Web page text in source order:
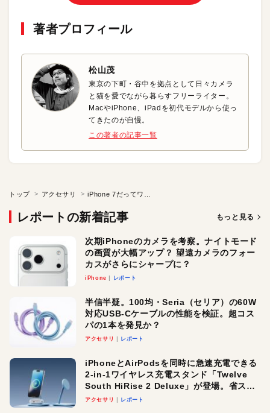
著者プロフィール
松山茂
東京の下町・谷中を拠点として日々カメラ
と猫を愛でながら暮らすフリーライター。
MacやiPhone、iPadを初代モデルから使っ
てきたのが自慢。
この著者の記事一覧
トップ アクセサリ
レポートの新着記事 もっと見る
次期iPhoneのカメラを考察。ナイトモード
の画質が大幅アップ？ 望遠カメラのフォー
カスがさらにシャープに？
iPhone レポート
半信半疑。100均・Seria（セリア）の60W
対応USB-Cケーブルの性能を検証。超コス
パの1本を発見か？
アクセサリ レポート
iPhoneとAirPodsを同時に急速充電できる
2-in-1ワイヤレス充電スタンド「Twelve
South HiRise 2 Deluxe」が登場。省スペ
ースでおしゃれに充電したい人にオスス
アクセサリ レポート